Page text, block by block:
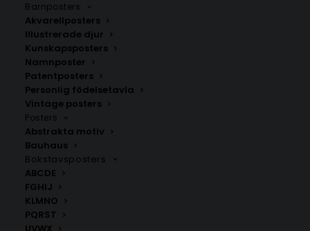
Barnposters
Akvarellposters
Illustrerade djur
Kunskapsposters
Namnposter
Patentposters
Personlig födelsetavla
Vintage posters
Posters
Abstrakta motiv
Bauhaus
Bokstavsposters
ABCDE
FGHIJ
KLMNO
PQRST
30×40 cm och 21×30 cm.
Norge
ANDRA KÖPTE ÄVEN